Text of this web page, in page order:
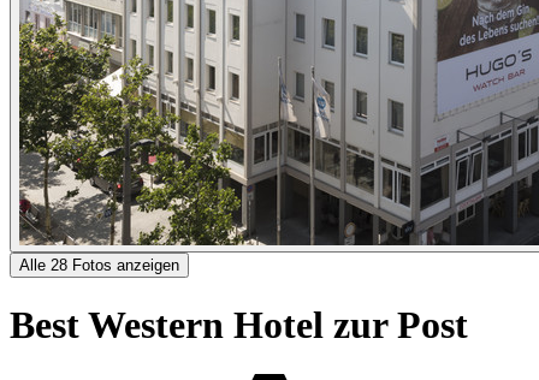
Alle 28 Fotos anzeigen
Best Western Hotel zur Post